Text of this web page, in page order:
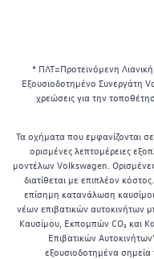
* ΠΛΤ=Προτεινόμενη
Εξουσιοδοτημένο Συνεργάτη
χρεώσεις για την
Τα οχήματα που εμφανίζονται
ορισμένες λεπτομέρειες
μοντέλων Volkswagen.
διατίθεται με επιπλέον
επίσημη κατανάλωση καυσίμου
νέων επιβατικών αυτοκινήτων
Καυσίμου, Εκπομπών CO₂ και
Επιβατικών
εξουσιοδοτημένα